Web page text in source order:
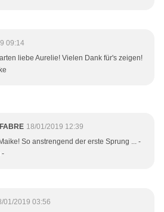
09:14
liebe Aurelie! Vielen Dank für's zeigen!
18/01/2019 12:39
So anstrengend der erste Sprung ... -
-
01/2019 03:56